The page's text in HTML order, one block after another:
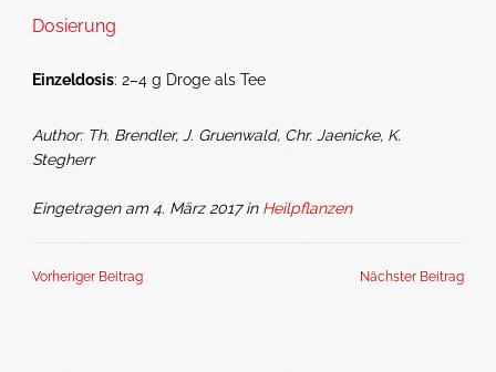
Dosierung
Einzeldosis: 2–4 g Droge als Tee
Author: Th. Brendler, J. Gruenwald, Chr. Jaenicke, K.
Stegherr
Eingetragen am 4. März 2017 in Heilpflanzen
Vorheriger Beitrag Nächster Beitrag